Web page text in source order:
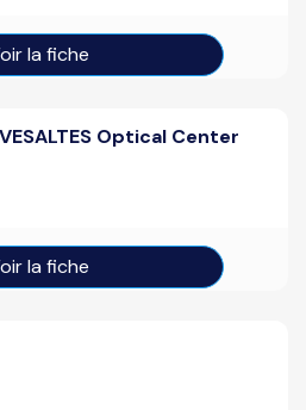
la fiche
Optical Center
la fiche